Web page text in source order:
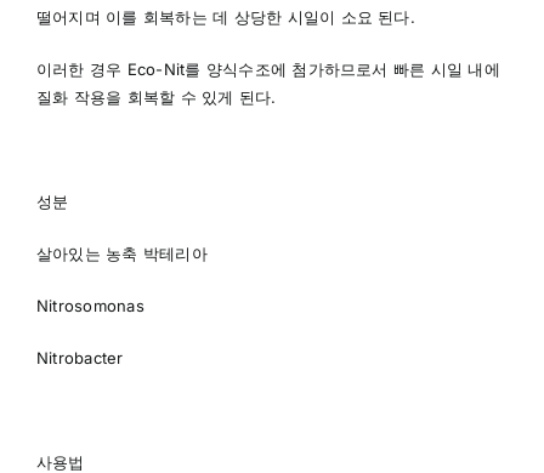
떨어지며 이를 회복하는 데 상당한 시일이 소요 된다.
이러한 경우 Eco-Nit를 양식수조에 첨가하므로서 빠른 시일 내에
질화 작용을 회복할 수 있게 된다.
성분
살아있는 농축 박테리아
Nitrosomonas
Nitrobacter
사용법